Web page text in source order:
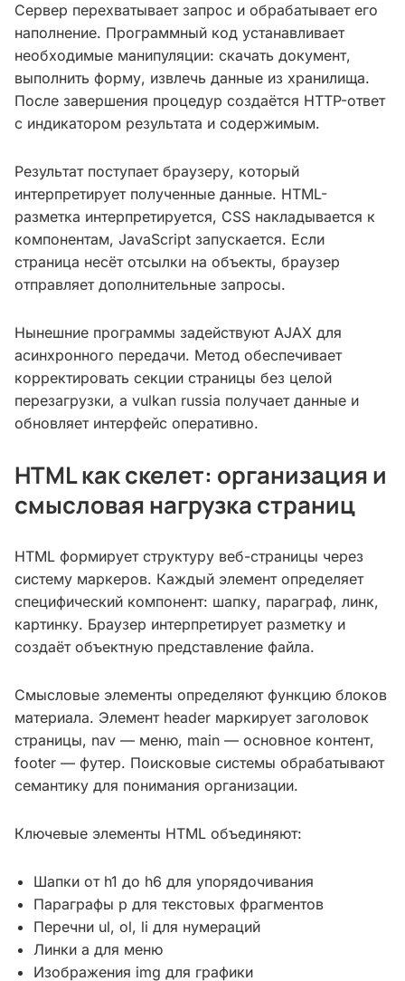
Сервер перехватывает запрос и обрабатывает его
наполнение. Программный код устанавливает
необходимые манипуляции: скачать документ,
выполнить форму, извлечь данные из хранилища.
После завершения процедур создаётся HTTP-ответ
с индикатором результата и содержимым.
Результат поступает браузеру, который
интерпретирует полученные данные. HTML-
разметка интерпретируется, CSS накладывается к
компонентам, JavaScript запускается. Если
страница несёт отсылки на объекты, браузер
отправляет дополнительные запросы.
Нынешние программы задействуют AJAX для
асинхронного передачи. Метод обеспечивает
корректировать секции страницы без целой
перезагрузки, а vulkan russia получает данные и
обновляет интерфейс оперативно.
HTML как скелет: организация и
смысловая нагрузка страниц
HTML формирует структуру веб-страницы через
систему маркеров. Каждый элемент определяет
специфический компонент: шапку, параграф, линк,
картинку. Браузер интерпретирует разметку и
создаёт объектную представление файла.
Смысловые элементы определяют функцию блоков
материала. Элемент header маркирует заголовок
страницы, nav — меню, main — основное контент,
footer — футер. Поисковые системы обрабатывают
семантику для понимания организации.
Ключевые элементы HTML объединяют:
Шапки от h1 до h6 для упорядочивания
Параграфы p для текстовых фрагментов
Перечни ul, ol, li для нумераций
Линки a для меню
Изображения img для графики